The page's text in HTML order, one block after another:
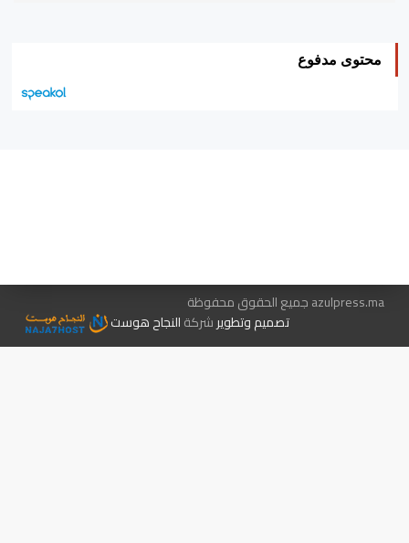
محتوى مدفوع
azulpress.ma جميع الحقوق محفوظة
تصميم وتطويرشركةالنجاح هوست